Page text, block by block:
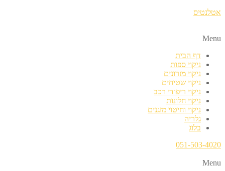
אטלנטיס
Menu
דף הבית
ניקוי ספות
ניקוי מזרונים
ניקוי שטיחים
ניקוי ריפודי רכב
ניקוי חלונות
ניקוי וחיטוי מזגנים
גלריה
בלוג
051-503-4020
Menu